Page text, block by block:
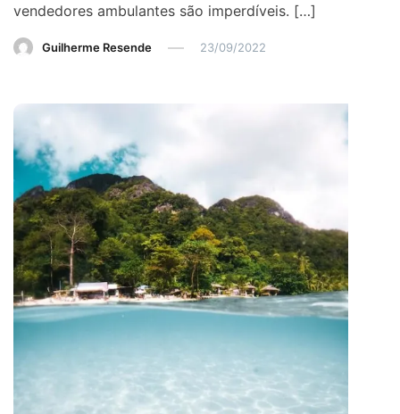
vendedores ambulantes são imperdíveis. […]
Guilherme Resende 23/09/2022